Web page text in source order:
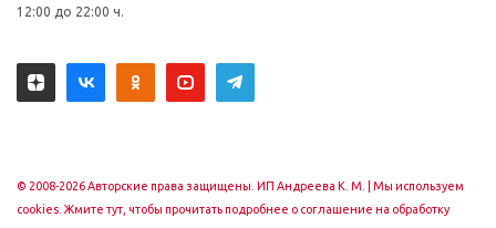
12:00 до 22:00 ч.
© 2008-2026 Авторские права защищены. ИП Андреева К. М. | Мы используем
cookies. Жмите тут, чтобы прочитать подробнее о соглашение на обработку